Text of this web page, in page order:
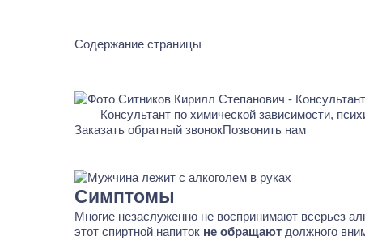
Содержание страницы
Консультант по химической зависимости,
Заказать обратный звонокПозвонить нам
Симптомы
Многие незаслуженно не воспринимают всерьез
этот спиртной напиток не обращают должного